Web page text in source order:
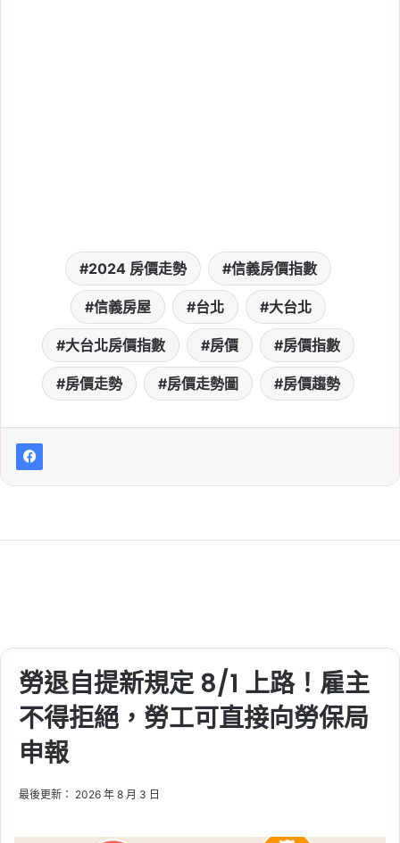
2024 房價走勢 信義房價指數
信義房屋 台北 大台北
大台北房價指數 房價 房價指數
房價走勢 房價走勢圖 房價趨勢
勞退自提新規定 8/1 上路！雇主
不得拒絕，勞工可直接向勞保局
申報
最後更新： 2026 年 8 月 3 日